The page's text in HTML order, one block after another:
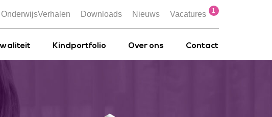
OnderwijsVerhalen Downloads Nieuws Vacatures 1
Kindportfolio Over ons Contact